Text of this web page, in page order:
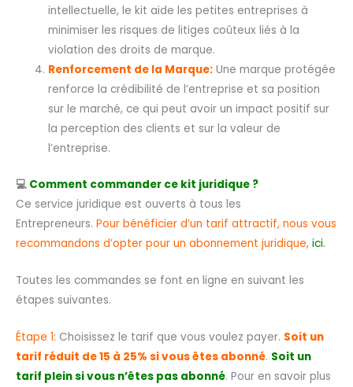
intellectuelle, le kit aide les petites entreprises à
minimiser les risques de litiges coûteux liés à la
violation des droits de marque.
Renforcement de la Marque: Une marque protégée
renforce la crédibilité de l’entreprise et sa position
sur le marché, ce qui peut avoir un impact positif sur
la perception des clients et sur la valeur de
l’entreprise.
💻 Comment commander ce kit juridique ?
Ce service juridique est ouverts à tous les
Entrepreneurs. Pour bénéficier d’un tarif attractif, nous vous
recommandons d’opter pour un abonnement juridique, ici.
Toutes les commandes se font en ligne en suivant les
étapes suivantes.
Étape 1: Choisissez le tarif que vous voulez payer. Soit un
tarif réduit de 15 à 25% si vous êtes abonné. Soit un
tarif plein si vous n’êtes pas abonné. Pour en savoir plus